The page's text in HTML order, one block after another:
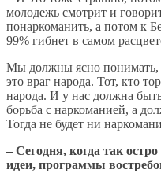
молодежь смотрит и
понаркоманить, а потом к
99% гибнет в самом
Мы должны ясно понимать,
это враг народа. Тот, кто
народа. И у нас должна
борьба с наркоманией, а
Тогда не будет ни
– Сегодня, когда так
идеи, программы